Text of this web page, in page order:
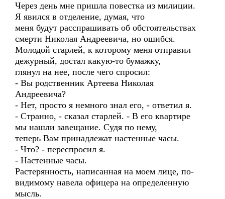
Через день мне пришла повестка из милиции.
Я явился в отделение, думая, что
меня будут расспрашивать об обстоятельствах
смерти Николая Андреевича, но ошибся.
Молодой старлей, к которому меня отправил
дежурный, достал какую-то бумажку,
глянул на нее, после чего спросил:
- Вы родственник Артеева Николая
Андреевича?
- Нет, просто я немного знал его, - ответил я.
- Странно, - сказал старлей. - В его квартире
мы нашли завещание. Судя по нему,
теперь Вам принадлежат настенные часы.
- Что? - переспросил я.
- Настенные часы.
Растерянность, написанная на моем лице, по-
видимому навела офицера на определенную
мысль.